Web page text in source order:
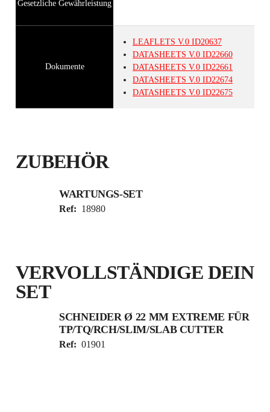
Gesetzliche Gewährleistung
Dokumente
LEAFLETS V.0 ID20637
DATASHEETS V.0 ID22660
DATASHEETS V.0 ID22661
DATASHEETS V.0 ID22674
DATASHEETS V.0 ID22675
ZUBEHÖR
WARTUNGS-SET
Ref: 18980
VERVOLLSTÄNDIGE DEIN
SET
SCHNEIDER Ø 22 MM EXTREME FÜR
TP/TQ/RCH/SLIM/SLAB CUTTER
Ref: 01901